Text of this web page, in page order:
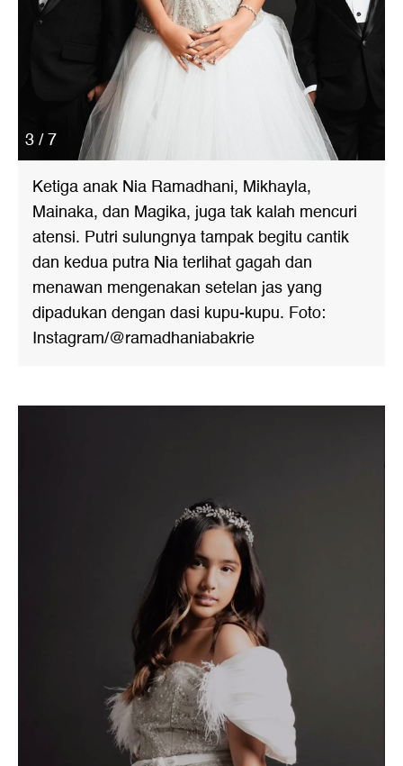
3 / 7
Ketiga anak Nia Ramadhani, Mikhayla,
Mainaka, dan Magika, juga tak kalah mencuri
atensi. Putri sulungnya tampak begitu cantik
dan kedua putra Nia terlihat gagah dan
menawan mengenakan setelan jas yang
dipadukan dengan dasi kupu-kupu. Foto:
Instagram/@ramadhaniabakrie